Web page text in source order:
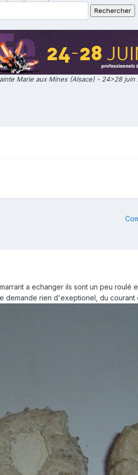
Marie aux Mines (Alsace) - 24>28 juin
a echanger ils sont un peu roulé
demande rien d'exeptionel, du courant